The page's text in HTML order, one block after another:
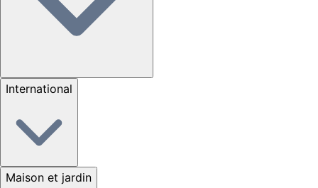
International
Maison et jardin